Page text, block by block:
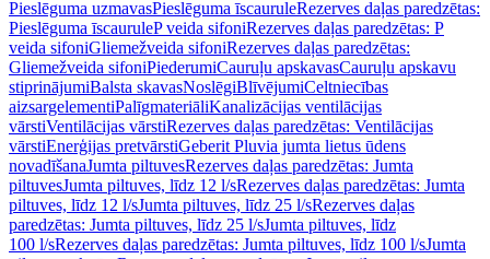
Pieslēguma uzmavasPieslēguma īscauruleRezerves daļas paredzētas:
Pieslēguma īscauruleP veida sifoniRezerves daļas paredzētas: P
veida sifoniGliemežveida sifoniRezerves daļas paredzētas:
Gliemežveida sifoniPiederumiCauruļu apskavasCauruļu apskavu
stiprinājumiBalsta skavasNoslēgiBlīvējumiCeltniecības
aizsargelementiPalīgmateriāliKanalizācijas ventilācijas
vārstiVentilācijas vārstiRezerves daļas paredzētas: Ventilācijas
vārstiEnerģijas pretvārstiGeberit Pluvia jumta lietus ūdens
novadīšanaJumta piltuvesRezerves daļas paredzētas: Jumta
piltuvesJumta piltuves, līdz 12 l/sRezerves daļas paredzētas: Jumta
piltuves, līdz 12 l/sJumta piltuves, līdz 25 l/sRezerves daļas
paredzētas: Jumta piltuves, līdz 25 l/sJumta piltuves, līdz
100 l/sRezerves daļas paredzētas: Jumta piltuves, līdz 100 l/sJumta